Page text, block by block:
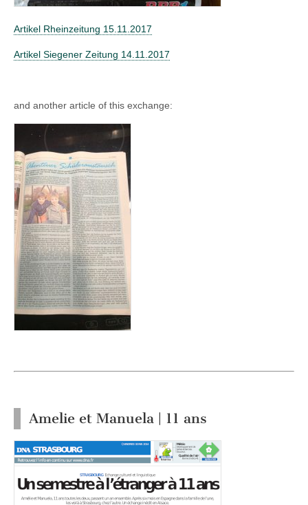
Artikel Rheinzeitung 15.11.2017
Artikel Siegener Zeitung 14.11.2017
and another article of this exchange:
Amelie et Manuela | 11 ans